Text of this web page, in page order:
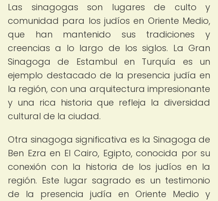
Las sinagogas son lugares de culto y
comunidad para los judíos en Oriente Medio,
que han mantenido sus tradiciones y
creencias a lo largo de los siglos. La Gran
Sinagoga de Estambul en Turquía es un
ejemplo destacado de la presencia judía en
la región, con una arquitectura impresionante
y una rica historia que refleja la diversidad
cultural de la ciudad.
Otra sinagoga significativa es la Sinagoga de
Ben Ezra en El Cairo, Egipto, conocida por su
conexión con la historia de los judíos en la
región. Este lugar sagrado es un testimonio
de la presencia judía en Oriente Medio y